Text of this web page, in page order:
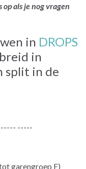
als je nog vragen
in DROPS
in
split in de
-----
garengroep E)